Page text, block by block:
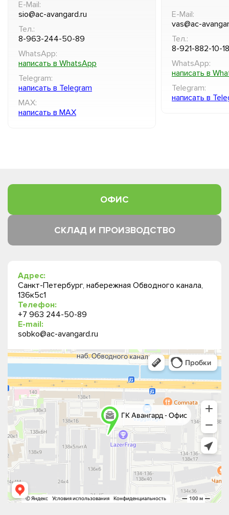
E-Mail:
sio@ac-avangard.ru
Тел.:
8-963-244-50-89
WhatsApp:
написать в WhatsApp
Telegram:
написать в Telegram
MAX:
написать в MAX
E-Mail:
vas@ac-
Тел.:
8-921-882-10-18
WhatsApp:
написать в
Telegram:
написать в
ОФИС
СКЛАД И ПРОИЗВОДСТВО
Адрес:
Санкт-Петербург, набережная Обводного канала,
136к5с1
Телефон:
+7 963 244-50-89
E-mail:
sobko@ac-avangard.ru